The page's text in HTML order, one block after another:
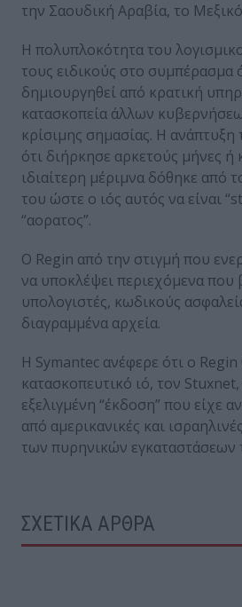
την Σαουδική Αραβία, το Μεξικό
Η πολυπλοκότητα του
τους ειδικούς στο συμπέρασμα
δημιουργηθεί από κρατική
κατασκοπεία άλλων
κρίσιμης σημασίας. Η ανάπτυξη
ότι διήρκησε αρκετούς μήνες ή
ιδιαίτερη μέριμνα δόθηκε από
του ώστε ο ιός αυτός να είναι
“αορατος”.
Ο Regin από την στιγμή που
να υποκλέψει περιεχόμενα που
υπολογιστές, κωδικούς
διαγραμμένα αρχεία.
Η Symantec ανέφερε ότι ο
κατασκοπευτικό ιό, τον Stuxnet,
εξελιγμένη “έκδοση” που είχε
από αμερικανικές και
των πυρηνικών εγκαταστάσεων
ΣΧΕΤΙΚΑ ΑΡΘΡΑ